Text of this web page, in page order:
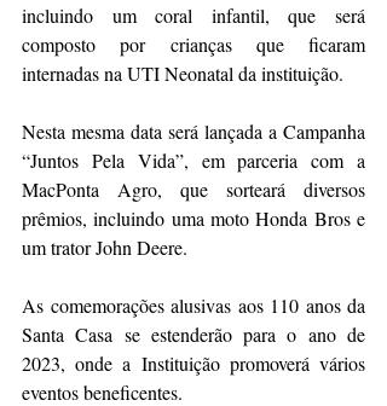
incluindo um coral infantil, que será
composto por crianças que ficaram
internadas na UTI Neonatal da instituição.
Nesta mesma data será lançada a Campanha
“Juntos Pela Vida”, em parceria com a
MacPonta Agro, que sorteará diversos
prêmios, incluindo uma moto Honda Bros e
um trator John Deere.
As comemorações alusivas aos 110 anos da
Santa Casa se estenderão para o ano de
2023, onde a Instituição promoverá vários
eventos beneficentes.